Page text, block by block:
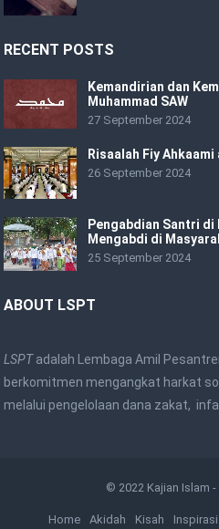
RECENT POSTS
Kemandirian dan
Muhammad SAW
27 September 2024
Risaalah Fiy
26 September 2024
Pengabdian Santri di
Mengabdi di
25 September 2024
ABOUT LSPT
LSPTadalah Lembaga Amil
berkomitmen mengangkat harkat
melalui pengelolaan dana zakat,
© 2022 Kajian Islam -
Home Akidah Kisah Inspirasi